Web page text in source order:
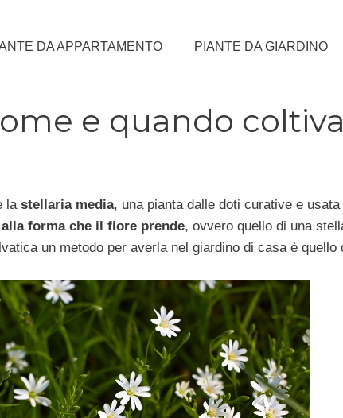
DA APPARTAMENTO PIANTE DA GIARDINO
e quando
la stellaria media, una pianta dalle doti curative e
forma che il fiore prende, ovvero quello di una
un metodo per averla nel giardino di casa è quello